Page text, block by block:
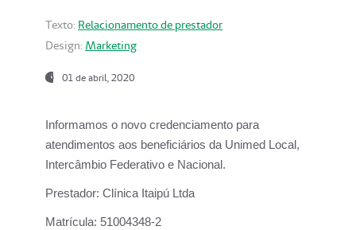
Texto: Relacionamento de prestador
Design: Marketing
01 de abril, 2020
Informamos o novo credenciamento para
atendimentos aos beneficiários da Unimed Local,
Intercâmbio Federativo e Nacional.
Prestador: Clínica Itaipú Ltda
Matrícula: 51004348-2